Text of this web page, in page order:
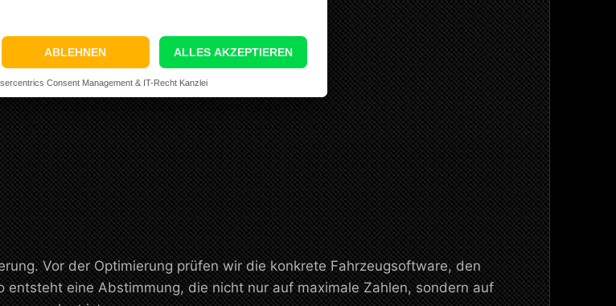
den relevanten Last- und Drehzahlbereichen.
Vor der Optimierung prüfen wir die konkrete Fahrzeugsoftware, den
eine Abstimmung, die nicht nur auf maximale Zahlen, sondern auf